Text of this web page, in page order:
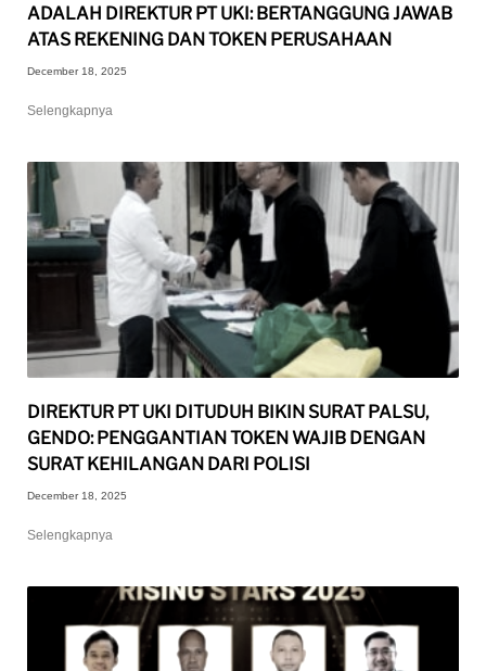
ADALAH DIREKTUR PT UKI: BERTANGGUNG JAWAB
ATAS REKENING DAN TOKEN PERUSAHAAN
December 18, 2025
Selengkapnya
DIREKTUR PT UKI DITUDUH BIKIN SURAT PALSU,
GENDO: PENGGANTIAN TOKEN WAJIB DENGAN
SURAT KEHILANGAN DARI POLISI
December 18, 2025
Selengkapnya